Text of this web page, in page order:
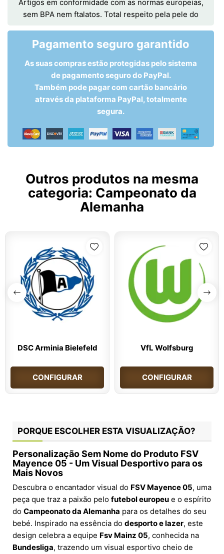
Artigos em conformidade com as normas europeias,
sem BPA nem ftalatos. Total respeito pela pele do
Pagamento seguro garantido
As suas compras estão protegidas pelo sistema
de pagamento seguro do PayPal.
Também pode pagar com cartão bancário
através da plataforma PayPal, totalmente
segura.
Outros produtos na mesma
categoria: Campeonato da
Alemanha
DSC Arminia Bielefeld
CONFIGURAR
VfL Wolfsburg
CONFIGURAR
PORQUE ESCOLHER ESTA VISUALIZAÇÃO?
Personalização Sem Nome do Produto FSV
Mayence 05 - Um Visual Desportivo para os
Mais Novos
Descubra o encantador visual do FSV Mayence 05, uma
peça que traz a paixão pelo futebol europeu e o espírito
do Campeonato da Alemanha para os detalhes do seu
bebé. Inspirado na essência do desporto e lazer, este
design celebra a equipe Fsv Mainz 05, conhecida na
Bundesliga, trazendo um visual esportivo cheio de